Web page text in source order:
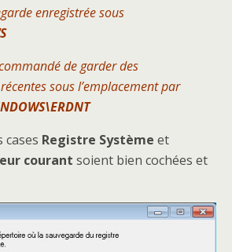
enregistrée sous
de garder des
sous l’emplacement par
cases Registre Système et
courant soient bien cochées et